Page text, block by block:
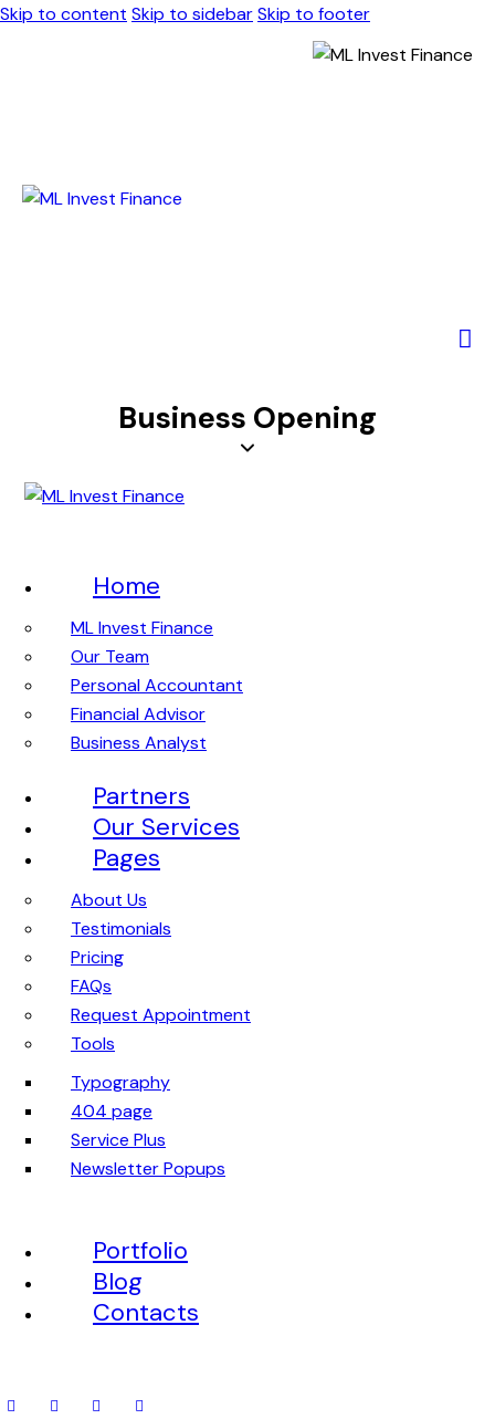
Skip to content Skip to sidebarSkip to footer
Business Opening
Home
ML Invest Finance
Our Team
Personal Accountant
Financial Advisor
Business Analyst
Partners
Our Services
Pages
About Us
Testimonials
Pricing
FAQs
Request Appointment
Tools
Typography
404 page
Service Plus
Newsletter Popups
Portfolio
Blog
Contacts